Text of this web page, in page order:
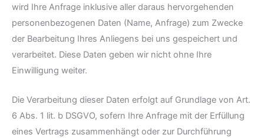
wird Ihre Anfrage inklusive aller daraus hervorgehenden
personenbezogenen Daten (Name, Anfrage) zum Zwecke
der Bearbeitung Ihres Anliegens bei uns gespeichert und
verarbeitet. Diese Daten geben wir nicht ohne Ihre
Einwilligung weiter.
Die Verarbeitung dieser Daten erfolgt auf Grundlage von Art.
6 Abs. 1 lit. b DSGVO, sofern Ihre Anfrage mit der Erfüllung
eines Vertrags zusammenhängt oder zur Durchführung